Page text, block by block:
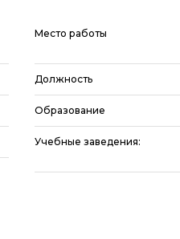
Место работы
Должность
Образование
Учебные заведения: